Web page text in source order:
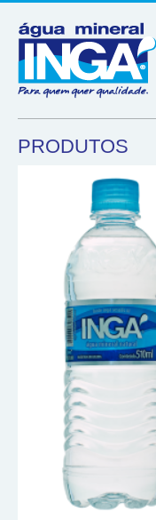
PRODUTOS